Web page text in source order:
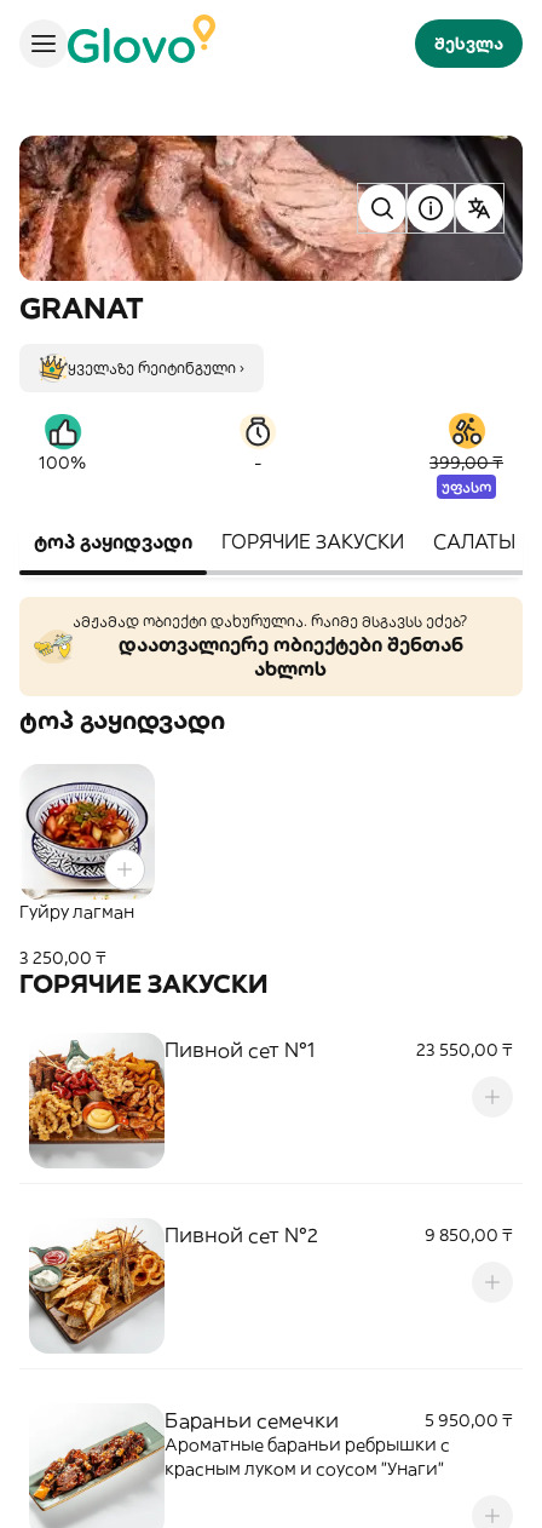
შესვლა
GRANAT
ყველაზე რეიტინგული ›
100% - 399,00 ₸
უფასო
ტოპ გაყიდვადი ГОРЯЧИЕ ЗАКУСКИ САЛАТЫ
ამჟამად ობიექტი დახურულია. რაიმე მსგავსს ეძებ?
დაათვალიერე ობიექტები შენთან
ახლოს
ტოპ გაყიდვადი
Гуйру лагман
3 250,00 ₸
ГОРЯЧИЕ ЗАКУСКИ
Пивной сет №1 23 550,00 ₸
Пивной сет №2 9 850,00 ₸
Бараньи семечки
5 950,00 ₸
Ароматные бараньи ребрышки с
красным луком и соусом "Унаги"